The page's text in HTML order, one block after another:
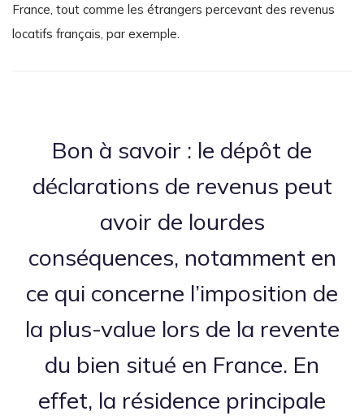
France, tout comme les étrangers percevant des revenus
locatifs français, par exemple.
Bon à savoir : le dépôt de
déclarations de revenus peut
avoir de lourdes
conséquences, notamment en
ce qui concerne l’imposition de
la plus-value lors de la revente
du bien situé en France. En
effet, la résidence principale